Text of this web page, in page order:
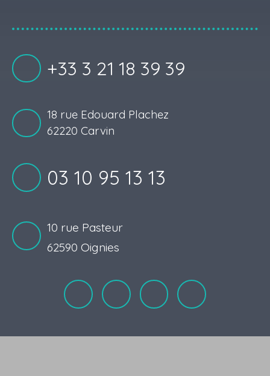
+33 3 21 18 39 39
18 rue Edouard Plachez
62220 Carvin
03 10 95 13 13
10 rue Pasteur
62590 Oignies